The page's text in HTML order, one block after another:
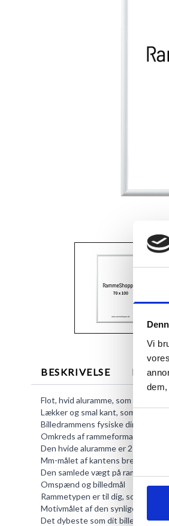
Vi
View larger
BESKRIVELSE MERE
Flot, hvid aluramme, som giver
Lækker og smal kant, som du ikke
Billedrammens fysiske dimension
Omkreds af rammeformatet set
Den hvide aluramme er 21 mm dyb.
Mm-målet af kantens bredde er 8
Den samlede vægt på
Omspænd og billedmål
Rammetypen er til dig, som
Motivmålet af den synlige del
Det dybeste som dit billede må